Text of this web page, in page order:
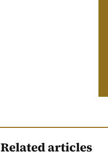
Related articles